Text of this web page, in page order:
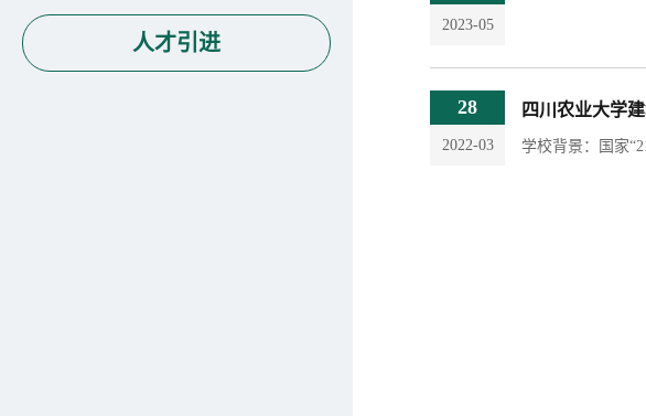
人才引进
2023-05
28
2022-03
四川农业大学